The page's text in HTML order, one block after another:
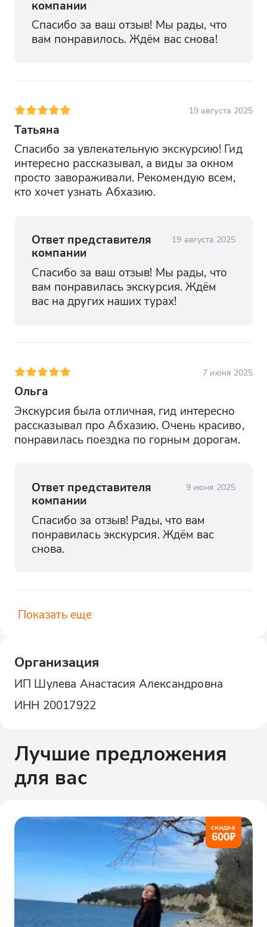
компании
Спасибо за ваш отзыв! Мы рады, что
вам понравилось. Ждём вас снова!
19 августа 2025
Татьяна
Спасибо за увлекательную экскурсию! Гид
интересно рассказывал, а виды за окном
просто завораживали. Рекомендую всем,
кто хочет узнать Абхазию.
Ответ представителя
компании
19 августа 2025
Спасибо за ваш отзыв! Мы рады, что
вам понравилась экскурсия. Ждём
вас на других наших турах!
7 июня 2025
Ольга
Экскурсия была отличная, гид интересно
рассказывал про Абхазию. Очень красиво,
понравилась поездка по горным дорогам.
Ответ представителя
компании
9 июня 2025
Спасибо за отзыв! Рады, что вам
понравилась экскурсия. Ждём вас
снова.
Показать еще
Организация
ИП Шулева Анастасия Александровна
ИНН 20017922
Лучшие предложения
для вас
скидка
600₽